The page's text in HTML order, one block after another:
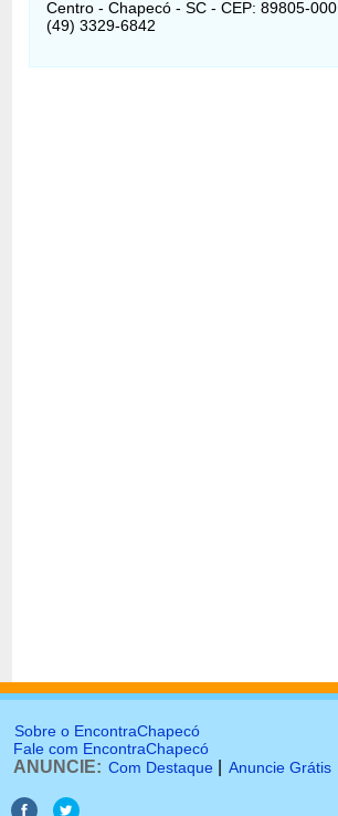
Centro - Chapecó - SC - CEP: 89805-000
(49) 3329-6842
Sobre o EncontraChapecó
Fale com EncontraChapecó
ANUNCIE: Com Destaque Anuncie Grátis